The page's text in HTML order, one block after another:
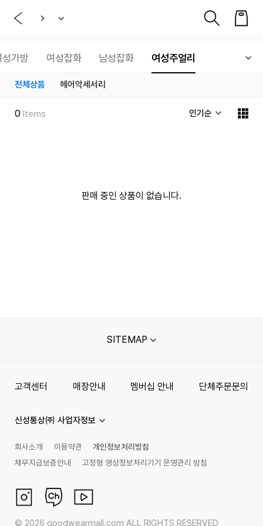
성가방 여성잡화 남성잡화 여성주얼리
전체상품 헤어악세서리
0 Items 인기순
판매 중인 상품이 없습니다.
SITEMAP
고객센터 매장안내 멤버십 안내 단체주문문의
신성통상㈜ 사업자정보
회사소개 이용약관
개인정보처리방침
채무지급보증안내
고정형 영상정보처리기기 운영관리 방침
© 2026 goodwearmall.com ALL RIGHTS RESERVED